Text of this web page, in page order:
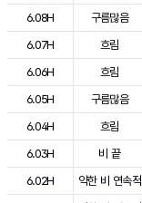
6.08H
구름많음
6.07H
흐림
6.06H
흐림
6.05H
구름많음
6.04H
흐림
6.03H
비 끝
6.02H
약한 비 연속적